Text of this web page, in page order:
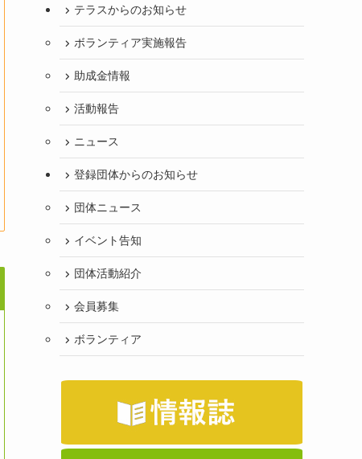
テラスからのお知らせ
ボランティア実施報告
助成金情報
活動報告
ニュース
登録団体からのお知らせ
団体ニュース
イベント告知
団体活動紹介
会員募集
ボランティア